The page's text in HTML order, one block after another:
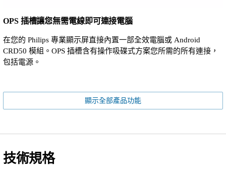
OPS 插槽讓您無需電線即可連接電腦
在您的 Philips 專業顯示屏直接內置一部全效電腦或 Android
CRD50 模組。OPS 插槽含有操作吸碟式方案您所需的所有連接，
包括電源。
顯示全部產品功能
技術規格